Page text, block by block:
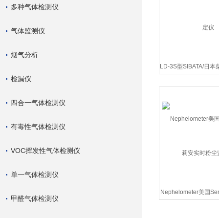
多种气体检测仪
气体监测仪
烟气分析
检漏仪
四合一气体检测仪
有毒性气体检测仪
VOC挥发性气体检测仪
单一气体检测仪
甲醛气体检测仪
LD-3S型SIBATA/日本
Nephelometer美国